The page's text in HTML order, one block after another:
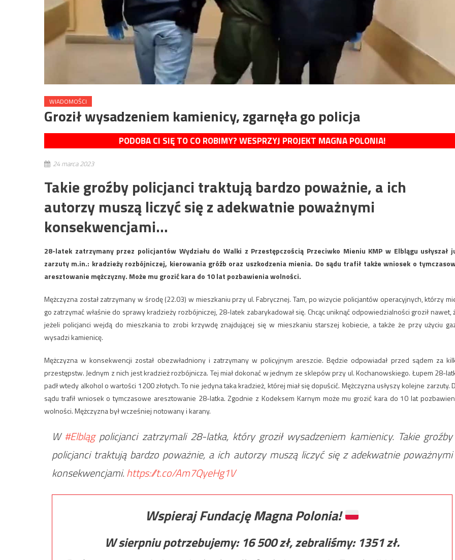
WIADOMOŚCI
Groził wysadzeniem kamienicy, zgarnęła go policja
PODOBA CI SIĘ TO CO ROBIMY? WESPRZYJ PROJEKT MAGNA POLONIA!
24 marca 2023
Takie groźby policjanci traktują bardzo poważnie, a ich
autorzy muszą liczyć się z adekwatnie poważnymi
konsekwencjami…
28-latek zatrzymany przez policjantów Wydziału do Walki z Przestępczością Przeciwko Mieniu KMP w Elblągu usłyszał
zarzuty m.in.: kradzieży rozbójniczej, kierowania gróźb oraz uszkodzenia mienia. Do sądu trafił także wniosek o
aresztowanie mężczyzny. Może mu grozić kara do 10 lat pozbawienia wolności.
Mężczyzna został zatrzymany w środę (22.03) w mieszkaniu przy ul. Fabrycznej. Tam, po wizycie policjantów operacyjnych, którzy
go zatrzymać właśnie do sprawy kradzieży rozbójniczej, 28-latek zabarykadował się. Chcąc uniknąć odpowiedzialności groził nawet,
jeżeli policjanci wejdą do mieszkania to zrobi krzywdę znajdującej się w mieszkaniu starszej kobiecie, a także że przy użyciu
wysadzi kamienicę.
Mężczyzna w konsekwencji został obezwładniony i zatrzymany w policyjnym areszcie. Będzie odpowiadał przed sądem za
przestępstw. Jednym z nich jest kradzież rozbójnicza. Tej miał dokonać w jednym ze sklepów przy ul. Kochanowskiego. Łupem 28-
padł wtedy alkohol o wartości 1200 złotych. To nie jedyna taka kradzież, której miał się dopuścić. Mężczyzna usłyszy kolejne zarzuty.
sądu trafił wniosek o tymczasowe aresztowanie 28-latka. Zgodnie z Kodeksem Karnym może mu grozić kara do 10 lat
wolności. Mężczyzna był wcześniej notowany i karany.
W#Elblągpolicjanci zatrzymali 28-latka, który groził wysadzeniem kamienicy. Takie groźby
policjanci traktują bardzo poważnie, a ich autorzy muszą liczyć się z adekwatnie poważnymi
konsekwencjami.https://t.co/Am7QyeHg1V
Wspieraj Fundację Magna Polonia!
W sierpniu potrzebujemy: 16 500zł, zebraliśmy: 1351zł.